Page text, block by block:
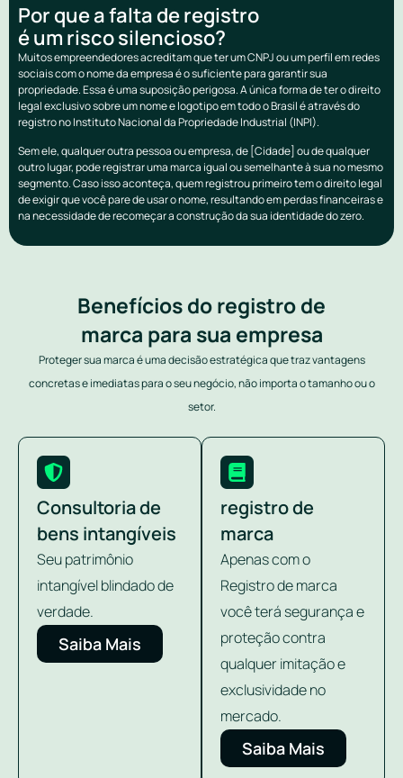
Por que a falta de registro
é um risco silencioso?
Muitos empreendedores acreditam que ter um CNPJ ou um perfil em redes
sociais com o nome da empresa é o suficiente para garantir sua
propriedade. Essa é uma suposição perigosa. A única forma de ter o direito
legal exclusivo sobre um nome e logotipo em todo o Brasil é através do
registro no Instituto Nacional da Propriedade Industrial (INPI).
Sem ele, qualquer outra pessoa ou empresa, de [Cidade] ou de qualquer
outro lugar, pode registrar uma marca igual ou semelhante à sua no mesmo
segmento. Caso isso aconteça, quem registrou primeiro tem o direito legal
de exigir que você pare de usar o nome, resultando em perdas financeiras e
na necessidade de recomeçar a construção da sua identidade do zero.
Benefícios do registro de
marca para sua empresa
Proteger sua marca é uma decisão estratégica que traz vantagens
concretas e imediatas para o seu negócio, não importa o tamanho ou o
setor.
Consultoria de
bens intangíveis
Seu patrimônio
intangível blindado de
verdade.
Saiba Mais
registro de
marca
Apenas com o
Registro de marca
você terá segurança e
proteção contra
qualquer imitação e
exclusividade no
mercado.
Saiba Mais